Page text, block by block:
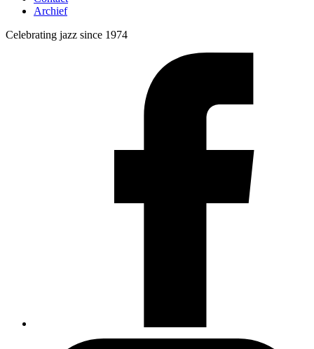
Archief
Celebrating jazz since 1974